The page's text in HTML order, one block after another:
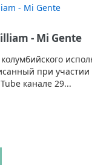
- Mi Gente
при
канале 29...